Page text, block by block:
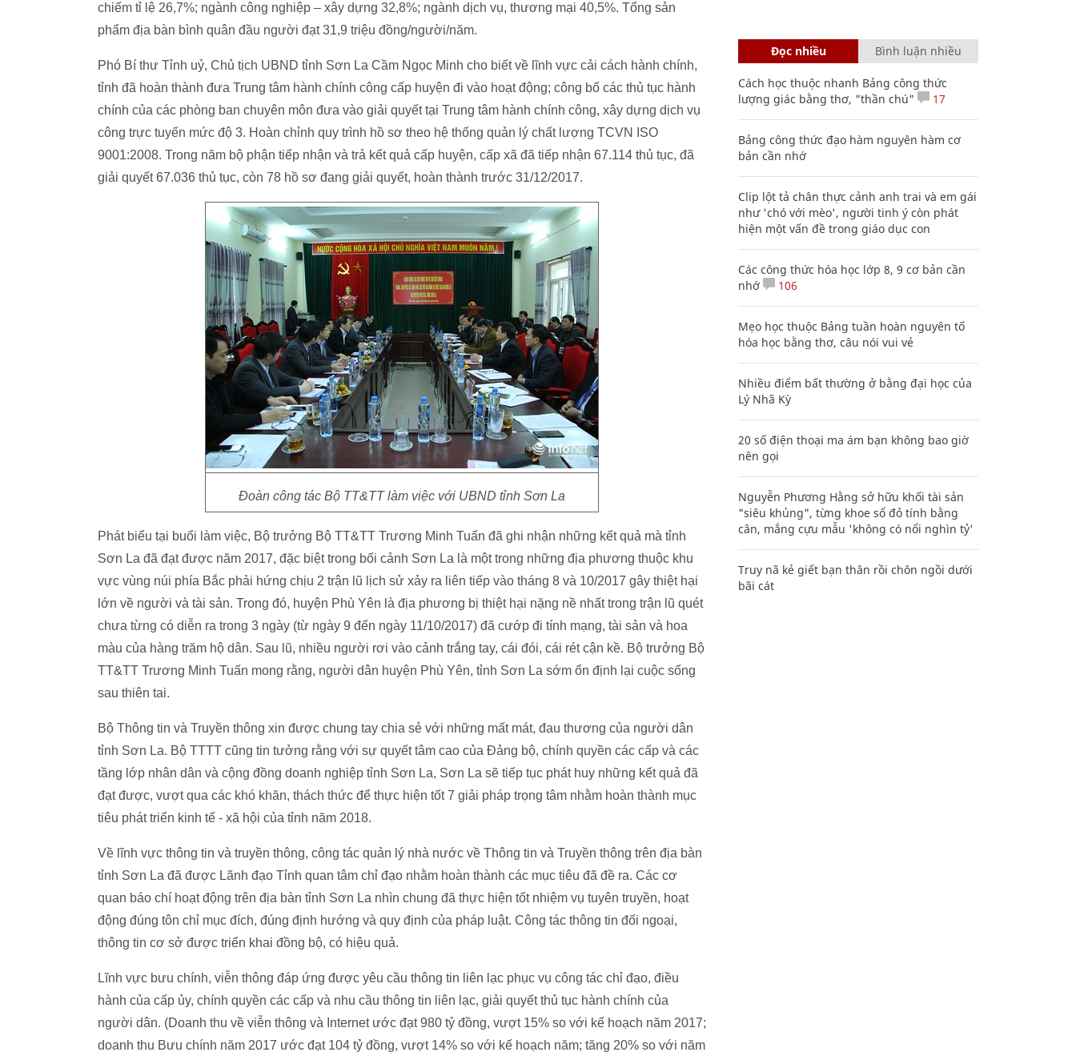
chiếm tỉ lệ 26,7%; ngành công nghiệp – xây dựng 32,8%; ngành dịch vụ, thương mại 40,5%. Tổng sản
phẩm địa bàn bình quân đầu người đạt 31,9 triệu đồng/người/năm.
Phó Bí thư Tỉnh uỷ, Chủ tịch UBND tỉnh Sơn La Cầm Ngọc Minh cho biết về lĩnh vực cải cách hành chính,
tỉnh đã hoàn thành đưa Trung tâm hành chính công cấp huyện đi vào hoạt động; công bố các thủ tục hành
chính của các phòng ban chuyên môn đưa vào giải quyết tại Trung tâm hành chính công, xây dựng dịch vụ
công trực tuyến mức độ 3. Hoàn chỉnh quy trình hồ sơ theo hệ thống quản lý chất lượng TCVN ISO
9001:2008. Trong năm bộ phận tiếp nhận và trả kết quả cấp huyện, cấp xã đã tiếp nhận 67.114 thủ tục, đã
giải quyết 67.036 thủ tục, còn 78 hồ sơ đang giải quyết, hoàn thành trước 31/12/2017.
Đoàn công tác Bộ TT&TT làm việc với UBND tỉnh Sơn La
Phát biểu tại buổi làm việc, Bộ trưởng Bộ TT&TT Trương Minh Tuấn đã ghi nhận những kết quả mà tỉnh
Sơn La đã đạt được năm 2017, đặc biệt trong bối cảnh Sơn La là một trong những địa phương thuộc khu
vực vùng núi phía Bắc phải hứng chịu 2 trận lũ lịch sử xảy ra liên tiếp vào tháng 8 và 10/2017 gây thiệt hại
lớn về người và tài sản. Trong đó, huyện Phù Yên là địa phương bị thiệt hại nặng nề nhất trong trận lũ quét
chưa từng có diễn ra trong 3 ngày (từ ngày 9 đến ngày 11/10/2017) đã cướp đi tính mạng, tài sản và hoa
màu của hàng trăm hộ dân. Sau lũ, nhiều người rơi vào cảnh trắng tay, cái đói, cái rét cận kề. Bộ trưởng Bộ
TT&TT Trương Minh Tuấn mong rằng, người dân huyện Phù Yên, tỉnh Sơn La sớm ổn định lại cuộc sống
sau thiên tai.
Bộ Thông tin và Truyền thông xin được chung tay chia sẻ với những mất mát, đau thương của người dân
tỉnh Sơn La. Bộ TTTT cũng tin tưởng rằng với sự quyết tâm cao của Đảng bộ, chính quyền các cấp và các
tầng lớp nhân dân và cộng đồng doanh nghiệp tỉnh Sơn La, Sơn La sẽ tiếp tục phát huy những kết quả đã
đạt được, vượt qua các khó khăn, thách thức để thực hiện tốt 7 giải pháp trọng tâm nhằm hoàn thành mục
tiêu phát triển kinh tế - xã hội của tỉnh năm 2018.
Về lĩnh vực thông tin và truyền thông, công tác quản lý nhà nước về Thông tin và Truyền thông trên địa bàn
tỉnh Sơn La đã được Lãnh đạo Tỉnh quan tâm chỉ đạo nhằm hoàn thành các mục tiêu đã đề ra. Các cơ
quan báo chí hoạt động trên địa bàn tỉnh Sơn La nhìn chung đã thực hiện tốt nhiệm vụ tuyên truyền, hoạt
động đúng tôn chỉ mục đích, đúng định hướng và quy định của pháp luật. Công tác thông tin đối ngoại,
thông tin cơ sở được triển khai đồng bộ, có hiệu quả.
Lĩnh vực bưu chính, viễn thông đáp ứng được yêu cầu thông tin liên lạc phục vụ công tác chỉ đạo, điều
hành của cấp ủy, chính quyền các cấp và nhu cầu thông tin liên lạc, giải quyết thủ tục hành chính của
người dân. (Doanh thu về viễn thông và Internet ước đạt 980 tỷ đồng, vượt 15% so với kế hoạch năm 2017;
doanh thu Bưu chính năm 2017 ước đạt 104 tỷ đồng, vượt 14% so với kế hoạch năm; tăng 20% so với năm
Đọc nhiều Bình luận nhiều
Cách học thuộc nhanh Bảng công thức
lượng giác bằng thơ, "thần chú"
17
Bảng công thức đạo hàm nguyên hàm cơ
bản cần nhớ
Clip lột tả chân thực cảnh anh trai và em gái
như 'chó với mèo', người tinh ý còn phát
hiện một vấn đề trong giáo dục con
Các công thức hóa học lớp 8, 9 cơ bản cần
nhớ
106
Mẹo học thuộc Bảng tuần hoàn nguyên tố
hóa học bằng thơ, câu nói vui vẻ
Nhiều điểm bất thường ở bằng đại học của
Lý Nhã Kỳ
20 số điện thoại ma ám bạn không bao giờ
nên gọi
Nguyễn Phương Hằng sở hữu khối tài sản
"siêu khủng", từng khoe sổ đỏ tính bằng
cân, mắng cựu mẫu 'không có nổi nghìn tỷ'
Truy nã kẻ giết bạn thân rồi chôn ngồi dưới
bãi cát